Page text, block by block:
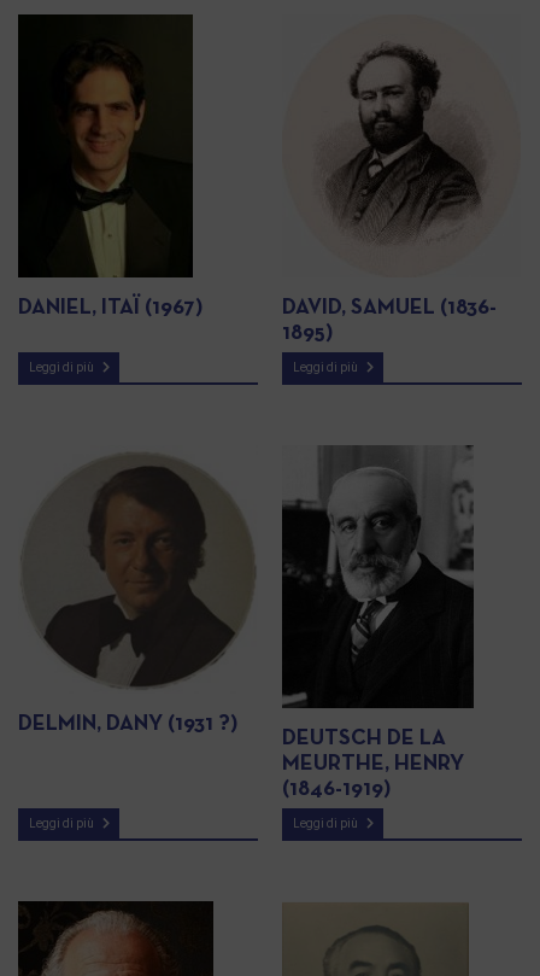
DANIEL, ITAÏ (1967)
Leggi di più
DAVID, SAMUEL (1836-
1895)
Leggi di più
DELMIN, DANY (1931 ?)
Leggi di più
DEUTSCH DE LA
MEURTHE, HENRY
(1846-1919)
Leggi di più